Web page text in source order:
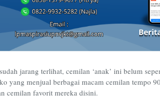
jarang terlihat, cemilan ‘anak’ ini belum
yang menjual berbagai macam cemilan tempo
cemilan favorit mereka disini.